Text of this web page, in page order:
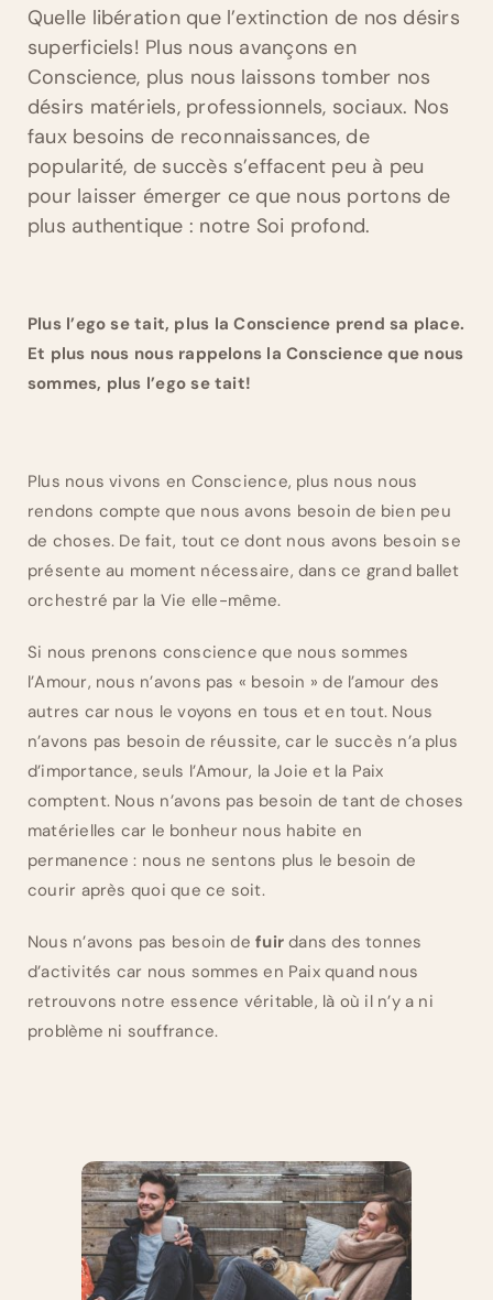
Quelle libération que l’extinction de nos désirs
superficiels! Plus nous avançons en
Conscience, plus nous laissons tomber nos
désirs matériels, professionnels, sociaux. Nos
faux besoins de reconnaissances, de
popularité, de succès s’effacent peu à peu
pour laisser émerger ce que nous portons de
plus authentique : notre Soi profond.
Plus l’ego se tait, plus la Conscience prend sa place.
Et plus nous nous rappelons la Conscience que nous
sommes, plus l’ego se tait!
Plus nous vivons en Conscience, plus nous nous
rendons compte que nous avons besoin de bien peu
de choses. De fait, tout ce dont nous avons besoin se
présente au moment nécessaire, dans ce grand ballet
orchestré par la Vie elle-même.
Si nous prenons conscience que nous sommes
l’Amour, nous n’avons pas « besoin » de l’amour des
autres car nous le voyons en tous et en tout. Nous
n’avons pas besoin de réussite, car le succès n’a plus
d’importance, seuls l’Amour, la Joie et la Paix
comptent. Nous n’avons pas besoin de tant de choses
matérielles car le bonheur nous habite en
permanence : nous ne sentons plus le besoin de
courir après quoi que ce soit.
Nous n’avons pas besoin defuirdans des tonnes
d’activités car nous sommes en Paix quand nous
retrouvons notre essence véritable, là où il n’y a ni
problème ni souffrance.